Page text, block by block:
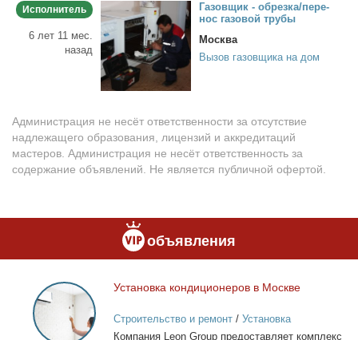
Исполнитель
6 лет 11 мес.
назад
Га­зов­щик - об­рез­ка/пе­ре­
нос га­зо­вой тру­бы
Москва
Вызов газовщика на дом
Администрация не несёт ответственности за отсутствие
надлежащего образования, лицензий и аккредитаций
мастеров. Администрация не несёт ответственность за
содержание объявлений. Не является публичной офертой.
объявления
Установка
кондиционеров
в
Уста­нов­ка кон­ди­ци­о­не­ров в Москве
Строительство и ремонт/ Установка
кондиционеров
Ком­па­ния Leon Group предо­став­ля­ет ком­плекс